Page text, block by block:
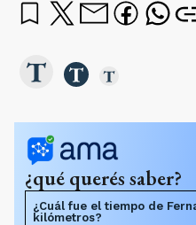
¿qué querés saber?
¿Cuál fue el tiempo de
kilómetros?